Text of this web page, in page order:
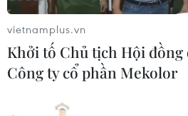
vietnamplus.vn
Khởi tố Chủ tịch Hội
Công ty cổ phần Mekolor